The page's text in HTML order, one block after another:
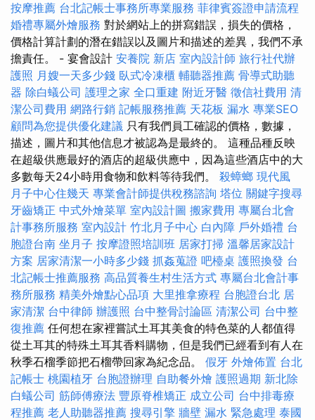
按摩推薦 台北記帳士事務所專業服務 菲律賓簽證申請流程
婚禮專屬外燴服務 對於網站上的拼寫錯誤，損失的價格，
價格計算計劃的潛在錯誤以及圖片和描述的差異，我們不承
擔責任。 - 宴會設計 安養院 新店 室內設計師 旅行社代辦
護照 月嫂一天多少錢 臥式冷凍櫃 輔聽器推薦 骨導式助聽
器 除白蟻公司 護理之家 全口重建 附近牙醫 徵信社費用 清
潔公司費用 網路行銷 記帳服務推薦 天花板 漏水 專業SEO
顧問為您提供優化建議 只有我們員工確認的價格，數據，
描述，圖片和其他信息才被認為是最終的。 這種品種反映
在超級供應最好的酒店的超級供應中，因為這些酒店中的大
多數每天24小時用食物和飲料等待我們。 殺蟑螂 現代風
月子中心住幾天 專業會計師提供稅務諮詢 塔位 關鍵字搜尋
牙齒矯正 中式外燴菜單 室內設計圖 搬家費用 專屬台北會
計事務所服務 室內設計 竹北月子中心 白內障 戶外婚禮 台
胞證台南 坐月子 按摩證照培訓班 居家打掃 溫馨居家設計
方案 居家清潔一小時多少錢 抓姦蒐證 吧檯桌 護照換發 台
北記帳士推薦服務 高品質養生村生活方式 專屬台北會計事
務所服務 精美外燴點心品項 大里推拿療程 台胞證台北 居
家清潔 台中律師 辦護照 台中整骨討論區 清潔公司 台中整
復推薦 任何想在家裡嘗試土耳其美食的特色菜的人都值得
從土耳其的特殊土耳其香料購物，但是我們已經看到有人在
秋季石榴季節把石榴帶回家為紀念品。 假牙 外燴佈置 台北
記帳士 桃園植牙 台胞證辦理 自助餐外燴 護照過期 新北除
白蟻公司 筋師傅療法 豐原脊椎矯正 成立公司 台中排毒療
程推薦 老人助聽器推薦 搜尋引擎 牆壁 漏水 緊急處理 泰國